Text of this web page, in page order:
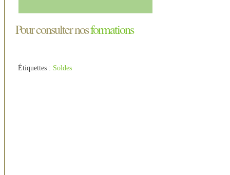
Pour consulter nosformations
Étiquettes : Soldes